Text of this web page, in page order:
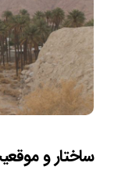
ساختار و